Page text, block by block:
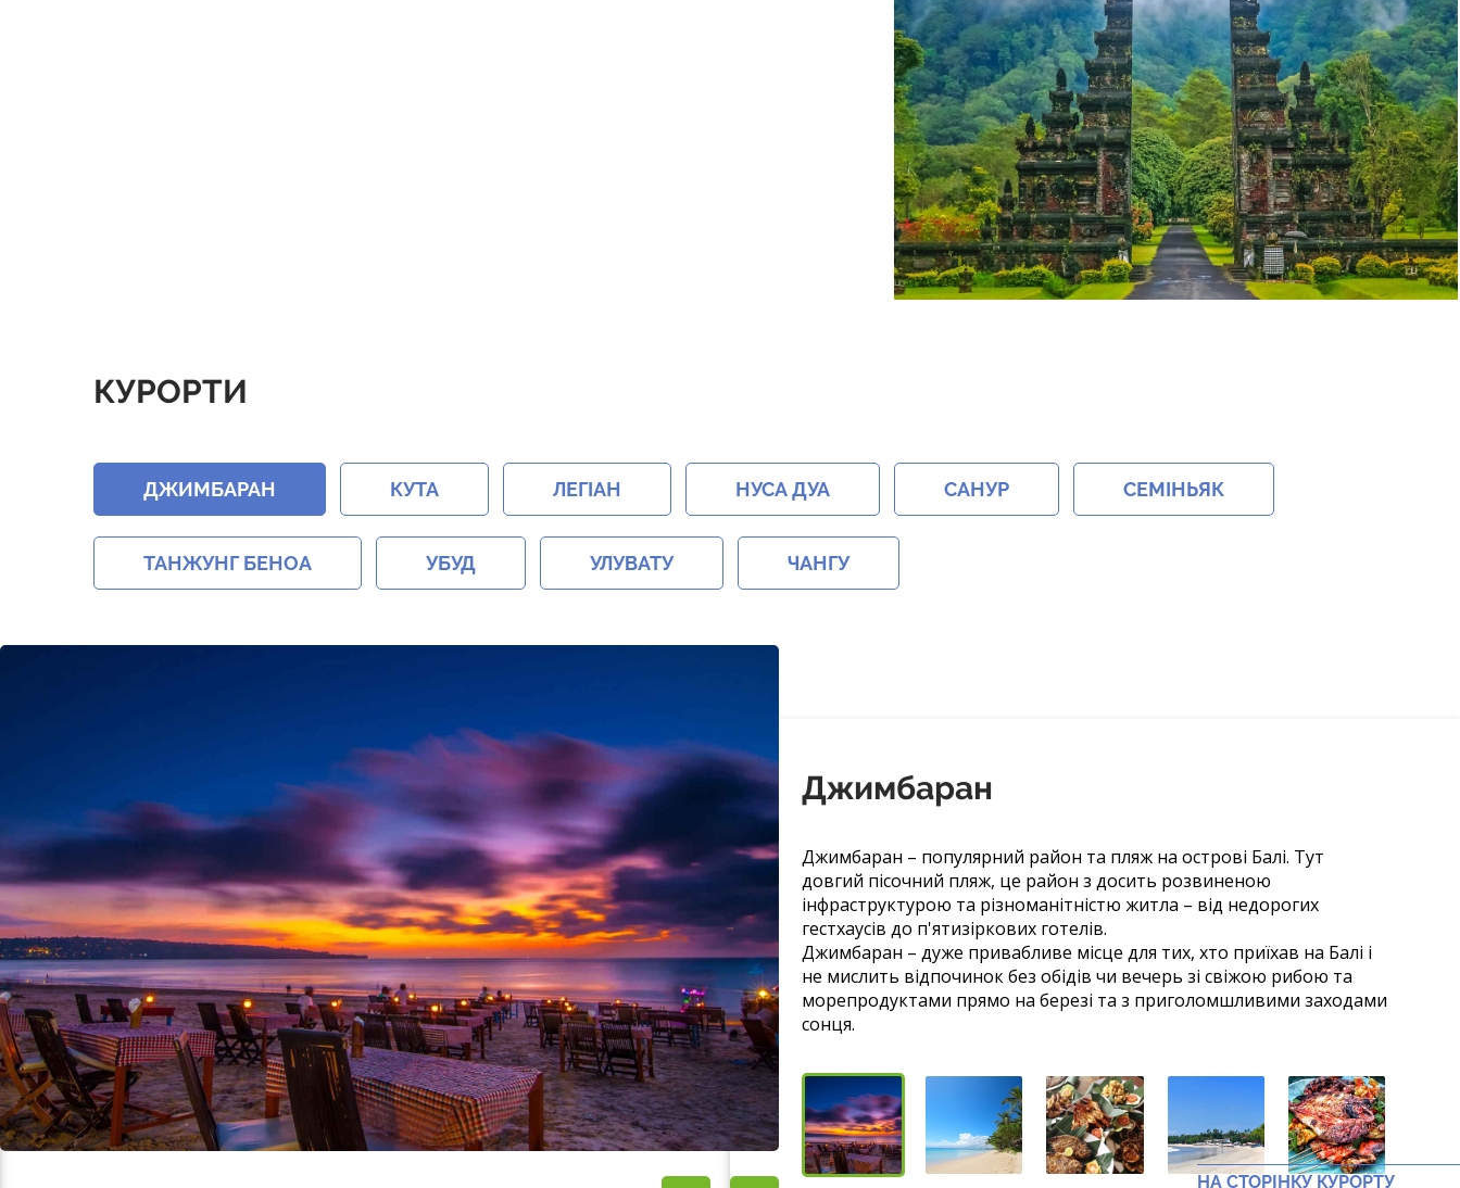
КУРОРТИ
ДЖИМБАРАН КУТА ЛЕГІАН НУСА ДУА САНУР СЕМІНЬЯК
ТАНЖУНГ БЕНОА УБУД УЛУВАТУ ЧАНГУ
Джимбаран
Джимбаран – популярний район та пляж на острові Балі. Тут
довгий пісочний пляж, це район з досить розвиненою
інфраструктурою та різноманітністю житла – від недорогих
гестхаусів до п'ятизіркових готелів.
Джимбаран – дуже привабливе місце для тих, хто приїхав на Балі і
не мислить відпочинок без обідів чи вечерь зі свіжою рибою та
морепродуктами прямо на березі та з приголомшливими заходами
сонця.
НА СТОРІНКУ КУРОРТУ